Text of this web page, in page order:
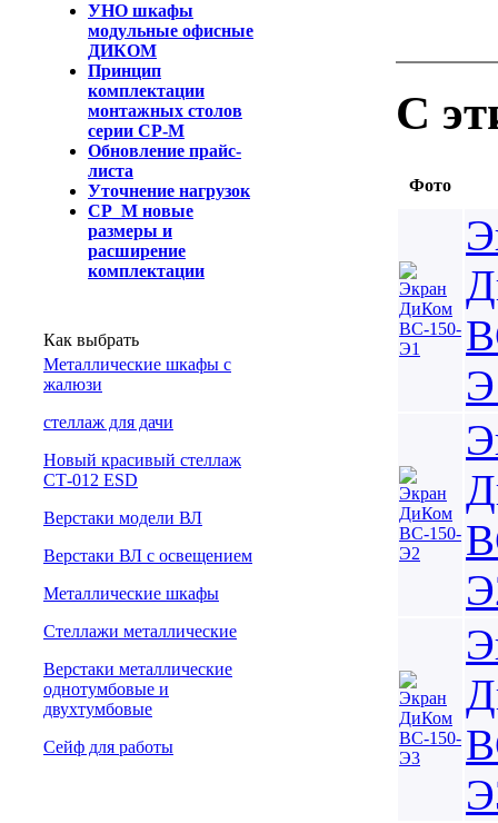
УНО шкафы
модульные офисные
ДИКОМ
Принцип
комплектации
монтажных столов
серии СР-М
Обновление прайс-
листа
Уточнение нагрузок
СР_М новые
размеры и
расширение
комплектации
Как выбрать
Металлические шкафы с
жалюзи
cтеллаж для дачи
Новый красивый стеллаж
СТ-012 ESD
Верстаки модели ВЛ
Верстаки ВЛ с освещением
Металлические шкафы
Стеллажи металлические
Верстаки металлические
однотумбовые и
двухтумбовые
Сейф для работы
С
Фото